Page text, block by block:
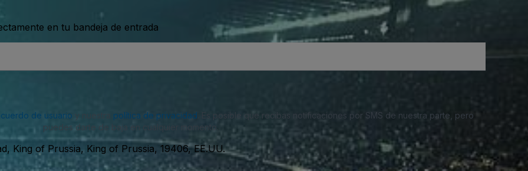
en tu bandeja de entrada
de usuario política de privacidad . Es posible que recibas notificaciones por SMS de nuestra parte, pero
puedes darte de baja en cualquier momento.
King of Prussia, King of Prussia, 19406, EE.UU.